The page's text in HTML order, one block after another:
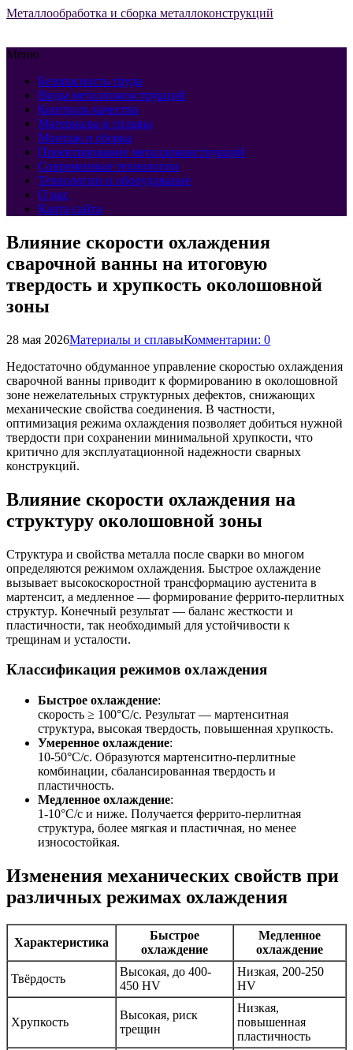
Металлообработка и сборка металлоконструкций
Меню
Безопасность труда
Виды металлоконструкций
Контроль качества
Материалы и сплавы
Монтаж и сборка
Проектирование металлоконструкций
Современные технологии
Технологии и оборудование
О нас
Карта сайта
Влияние скорости охлаждения
сварочной ванны на итоговую
твердость и хрупкость околошовной
зоны
28 мая 2026Материалы и сплавыКомментарии: 0
Недостаточно обдуманное управление скоростью охлаждения
сварочной ванны приводит к формированию в околошовной
зоне нежелательных структурных дефектов, снижающих
механические свойства соединения. В частности,
оптимизация режима охлаждения позволяет добиться нужной
твердости при сохранении минимальной хрупкости, что
критично для эксплуатационной надежности сварных
конструкций.
Влияние скорости охлаждения на
структуру околошовной зоны
Структура и свойства металла после сварки во многом
определяются режимом охлаждения. Быстрое охлаждение
вызывает высокоскоростной трансформацию аустенита в
мартенсит, а медленное — формирование феррито-перлитных
структур. Конечный результат — баланс жесткости и
пластичности, так необходимый для устойчивости к
трещинам и усталости.
Классификация режимов охлаждения
Быстрое охлаждение:
скорость ≥ 100°C/с. Результат — мартенситная
структура, высокая твердость, повышенная хрупкость.
Умеренное охлаждение:
10-50°C/с. Образуются мартенситно-перлитные
комбинации, сбалансированная твердость и
пластичность.
Медленное охлаждение:
1-10°C/с и ниже. Получается феррито-перлитная
структура, более мягкая и пластичная, но менее
износостойкая.
Изменения механических свойств при
различных режимах охлаждения
Характеристика
Быстрое
охлаждение
Медленное
охлаждение
Твёрдость
Высокая, до 400-
450 HV
Низкая, 200-250
HV
Хрупкость
Высокая, риск
трещин
Низкая,
повышенная
пластичность